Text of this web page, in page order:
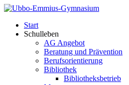
Start
Schulleben
AG Angebot
Beratung und Prävention
Berufsorientierung
Bibliothek
Bibliotheksbetrieb